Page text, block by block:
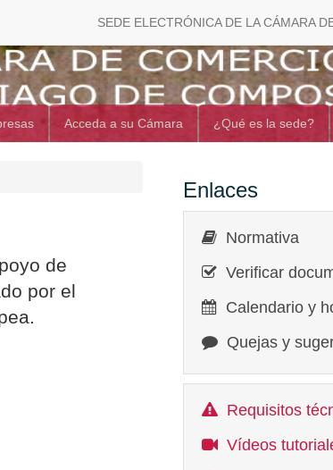
SEDE ELECTRÓNICA DE LA CÁMARA
Acceda a su Cámara ¿Qué es la sede?
de
por el
Enlaces
Normativa
Verificar
Calendario y
Quejas y
Requisitos
Vídeos